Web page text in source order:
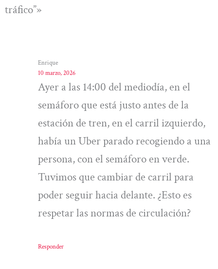
tráfico”»
Enrique
10 marzo, 2026
Ayer a las 14:00 del mediodía, en el
semáforo que está justo antes de la
estación de tren, en el carril izquierdo,
había un Uber parado recogiendo a una
persona, con el semáforo en verde.
Tuvimos que cambiar de carril para
poder seguir hacia delante. ¿Esto es
respetar las normas de circulación?
Responder